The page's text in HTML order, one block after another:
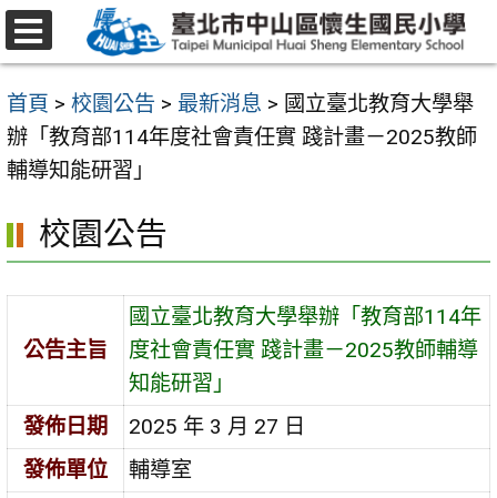
跳
至
要
內
容
首頁 > 校園公告 > 最新消息 > 國立臺北教育大學舉
辦「教育部114年度社會責任實 踐計畫－2025教師
輔導知能研習」
校園公告
公告主旨
國立臺北教育大學舉辦「教育部114年
度社會責任實 踐計畫－2025教師輔導
知能研習」
發佈日期
2025 年 3 月 27 日
發佈單位
輔導室
選
單